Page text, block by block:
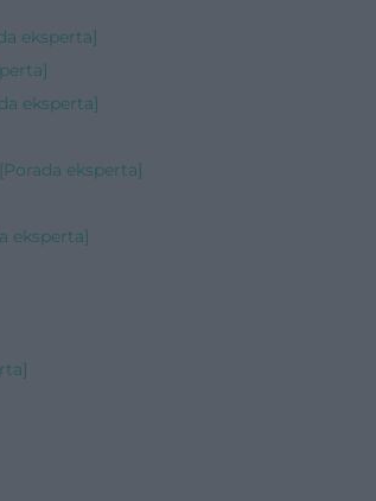
eksperta]
eksperta]
eksperta]
eksperta]